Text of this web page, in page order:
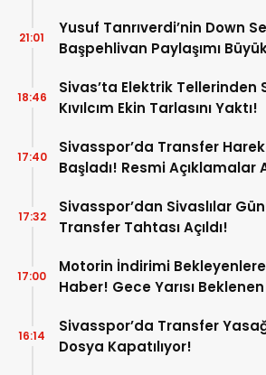
Yusuf Tanrıverdi’nin Down
Başpehlivan Paylaşımı
21:01
Sivas’ta Elektrik Tellerinden
Kıvılcım Ekin Tarlasını Yaktı!
18:46
Sivasspor’da Transfer
Başladı! Resmi Açıklamalar
17:40
Sivasspor’dan Sivaslılar
Transfer Tahtası Açıldı!
17:32
Motorin İndirimi
Haber! Gece Yarısı
17:00
Sivasspor’da Transfer
Dosya Kapatılıyor!
16:14